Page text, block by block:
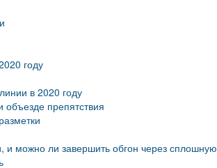
году
в 2020 году
препятствия
и можно ли завершить обгон через сплошную